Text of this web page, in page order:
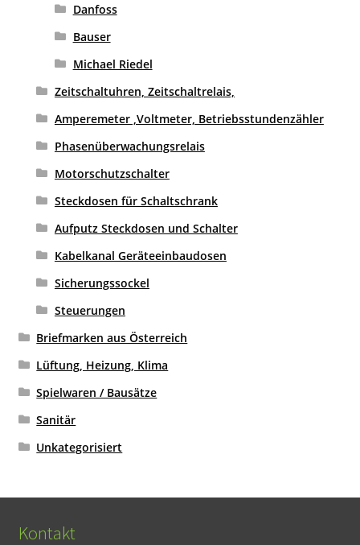
Danfoss
Bauser
Michael Riedel
Zeitschaltuhren, Zeitschaltrelais,
Amperemeter ,Voltmeter, Betriebsstundenzähler
Phasenüberwachungsrelais
Motorschutzschalter
Steckdosen für Schaltschrank
Aufputz Steckdosen und Schalter
Kabelkanal Geräteeinbaudosen
Sicherungssockel
Steuerungen
Briefmarken aus Österreich
Lüftung, Heizung, Klima
Spielwaren / Bausätze
Sanitär
Unkategorisiert
Kontakt